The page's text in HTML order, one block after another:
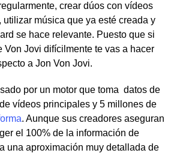
crear dúos con vídeos
utilizar música que ya esté creada y
se hace relevante. Puesto que si
Von Jovi difícilmente te vas a hacer
a Jon Von Jovi.
por un motor que toma datos de
vídeos principales y 5 millones de
. Aunque sus creadores aseguran
el 100% de la información de
una aproximación muy detallada de